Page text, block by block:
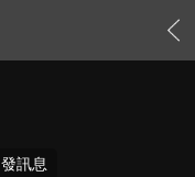
發訊息